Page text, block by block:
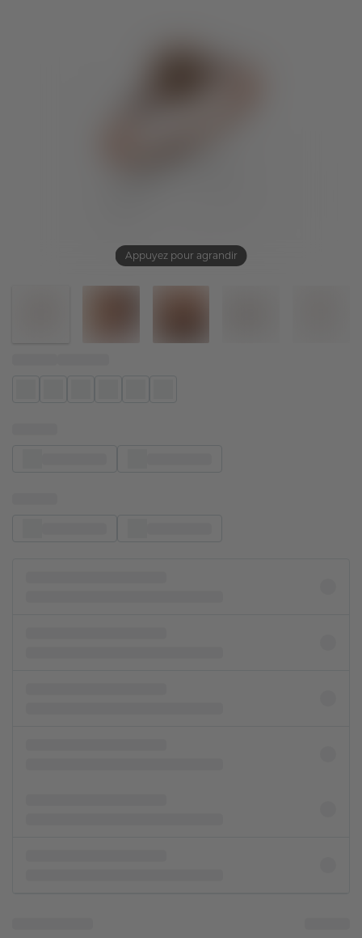
Appuyez pour agrandir